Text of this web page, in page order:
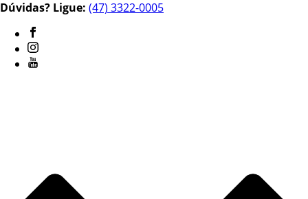
Dúvidas? Ligue: (47) 3322-0005